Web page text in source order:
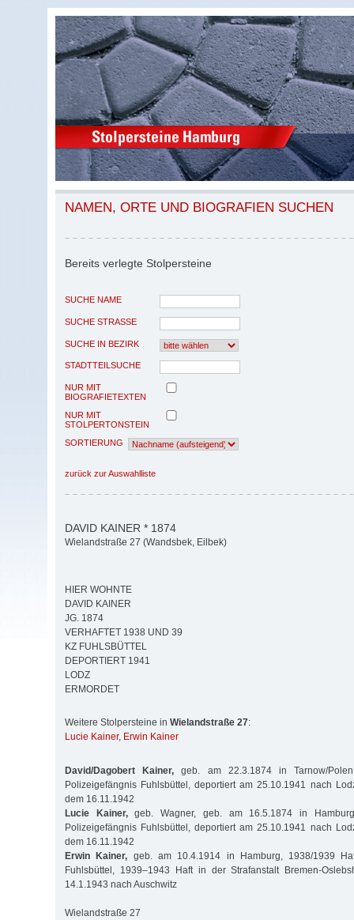
NAMEN, ORTE UND BIOGRAFIEN SUCHEN
Bereits verlegte Stolpersteine
SUCHE NAME
SUCHE STRASSE
SUCHE IN BEZIRK
STADTTEILSUCHE
NUR MIT
BIOGRAFIETEXTEN
NUR MIT
STOLPERTONSTEIN
SORTIERUNG
zurück zur Auswahlliste
DAVID KAINER * 1874
Wielandstraße 27 (Wandsbek, Eilbek)
HIER WOHNTE
DAVID KAINER
JG. 1874
VERHAFTET 1938 UND 39
KZ FUHLSBÜTTEL
DEPORTIERT 1941
LODZ
ERMORDET
Weitere Stolpersteine in Wielandstraße 27:
Lucie Kainer, Erwin Kainer
David/Dagobert Kainer, geb. am 22.3.1874 in Tarnow/
Polizeigefängnis Fuhlsbüttel, deportiert am 25.10.1941 nach
dem 16.11.1942
Lucie Kainer,geb. Wagner, geb. am 16.5.1874 in
Polizeigefängnis Fuhlsbüttel, deportiert am 25.10.1941 nach
dem 16.11.1942
Erwin Kainer, geb. am 10.4.1914 in Hamburg, 1938/1939
Fuhlsbüttel, 1939–1943 Haft in der Strafanstalt Bremen-
14.1.1943 nach Auschwitz
Wielandstraße 27